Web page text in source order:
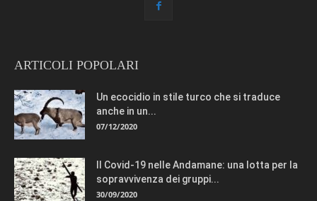
ARTICOLI POPOLARI
Un ecocidio in stile turco che si traduce
anche in un...
07/12/2020
Il Covid-19 nelle Andamane: una lotta per la
sopravvivenza dei gruppi...
30/09/2020